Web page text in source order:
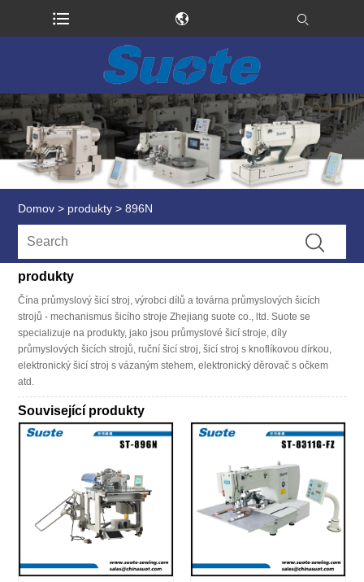
Domov > produkty > 896N
produkty
Čína průmyslový šicí stroj, výrobci dílů a továrna průmyslových šicích
strojů - mechanismus šicího stroje Zhejiang suote co., ltd. Suote se
specializuje na produkty, jako jsou průmyslové šicí stroje, díly
průmyslových šicích strojů, ruční šicí stroj, šicí stroj s knoflíkovou dírkou,
elektronický šicí stroj s vázaným stehem, elektronický děrovač s očkem
atd.
Související produkty